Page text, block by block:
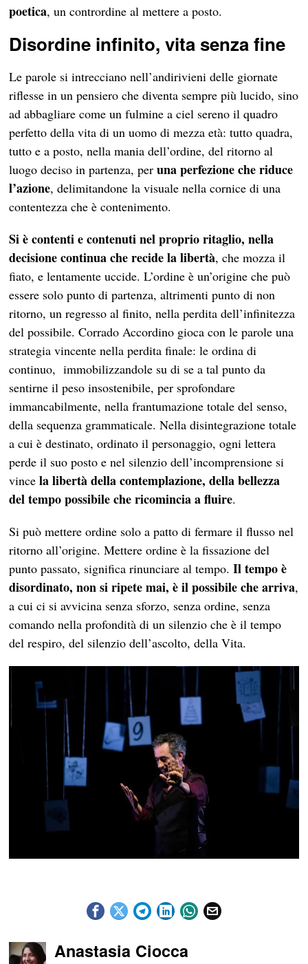
poetica, un contrordine al mettere a posto.
Disordine infinito, vita senza fine
Le parole si intrecciano nell’andirivieni delle giornate
riflesse in un pensiero che diventa sempre più lucido, sino
ad abbagliare come un fulmine a ciel sereno il quadro
perfetto della vita di un uomo di mezza età: tutto quadra,
tutto e a posto, nella mania dell’ordine, del ritorno al
luogo deciso in partenza, peruna perfezione che riduce
l’azione, delimitandone la visuale nella cornice di una
contentezza che è contenimento.
Si è contenti e contenuti nel proprio ritaglio, nella
decisione continua che recide la libertà, che mozza il
fiato, e lentamente uccide. L’ordine è un’origine che può
essere solo punto di partenza, altrimenti punto di non
ritorno, un regresso al finito, nella perdita dell’infinitezza
del possibile. Corrado Accordino gioca con le parole una
strategia vincente nella perdita finale: le ordina di
continuo, immobilizzandole su di se a tal punto da
sentirne il peso insostenibile, per sprofondare
immancabilmente, nella frantumazione totale del senso,
della sequenza grammaticale. Nella disintegrazione totale
a cui è destinato, ordinato il personaggio, ogni lettera
perde il suo posto e nel silenzio dell’incomprensione si
vincela libertà della contemplazione, della bellezza
del tempo possibile che ricomincia a fluire.
Si può mettere ordine solo a patto di fermare il flusso nel
ritorno all’origine. Mettere ordine è la fissazione del
punto passato, significa rinunciare al tempo.Il tempo è
disordinato, non si ripete mai, è il possibile che arriva,
a cui ci si avvicina senza sforzo, senza ordine, senza
comando nella profondità di un silenzio che è il tempo
del respiro, del silenzio dell’ascolto, della Vita.
Anastasia Ciocca